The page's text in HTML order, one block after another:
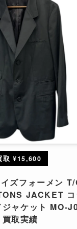
取 ¥15,600
ズフォーメン T/
JACKET コ
ャケット MO-
取実績